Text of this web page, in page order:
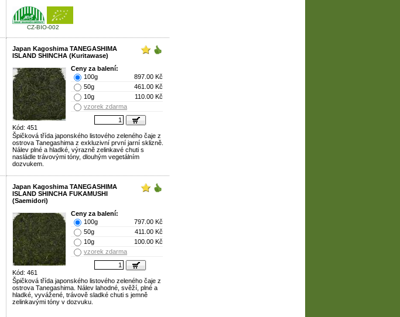
CZ-BIO-002
Japan Kagoshima TANEGASHIMA
ISLAND SHINCHA (Kuritawase)
Kód: 451
Ceny za balení:
100g
897.00 Kč
50g
461.00 Kč
10g
110.00 Kč
vzorek zdarma
Špičková třída japonského listového zeleného čaje z
ostrova Tanegashima z exkluzivní první jarní sklizně.
Nálev plné a hladké, výrazně zelinkavé chuti s
nasládle trávovými tóny, dlouhým vegetálním
dozvukem.
Japan Kagoshima TANEGASHIMA
ISLAND SHINCHA FUKAMUSHI
(Saemidori)
Kód: 461
Ceny za balení:
100g
797.00 Kč
50g
411.00 Kč
10g
100.00 Kč
vzorek zdarma
Špičková třída japonského listového zeleného čaje z
ostrova Tanegashima. Nálev lahodné, svěží, plné a
hladké, vyvážené, trávově sladké chuti s jemně
zelinkavými tóny v dozvuku.